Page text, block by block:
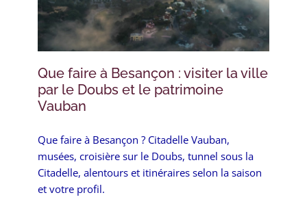
Que faire à Besançon : visiter la ville
par le Doubs et le patrimoine
Vauban
Que faire à Besançon ? Citadelle Vauban,
musées, croisière sur le Doubs, tunnel sous la
Citadelle, alentours et itinéraires selon la saison
et votre profil.